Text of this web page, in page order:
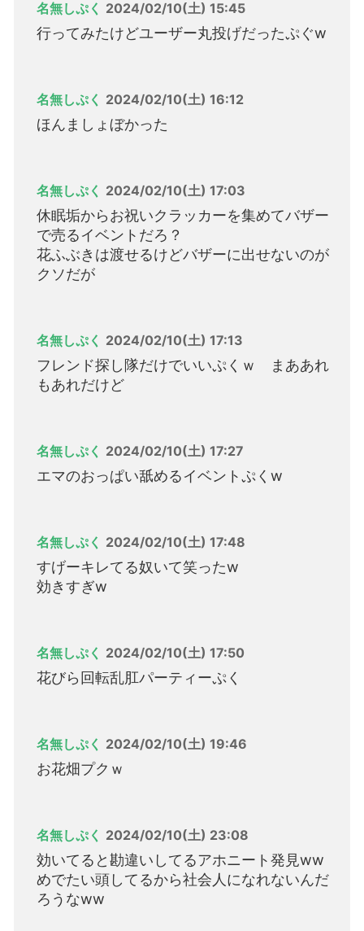
名無しぷく 2024/02/10(土) 15:45
行ってみたけどユーザー丸投げだったぷぐw
名無しぷく 2024/02/10(土) 16:12
ほんましょぼかった
名無しぷく 2024/02/10(土) 17:03
休眠垢からお祝いクラッカーを集めてバザー
で売るイベントだろ？
花ふぶきは渡せるけどバザーに出せないのが
クソだが
名無しぷく 2024/02/10(土) 17:13
フレンド探し隊だけでいいぷくｗ まああれ
もあれだけど
名無しぷく 2024/02/10(土) 17:27
エマのおっぱい舐めるイベントぷくw
名無しぷく 2024/02/10(土) 17:48
すげーキレてる奴いて笑ったw
効きすぎw
名無しぷく 2024/02/10(土) 17:50
花びら回転乱肛パーティーぷく
名無しぷく 2024/02/10(土) 19:46
お花畑プクｗ
名無しぷく 2024/02/10(土) 23:08
効いてると勘違いしてるアホニート発見ww
めでたい頭してるから社会人になれないんだ
ろうなww